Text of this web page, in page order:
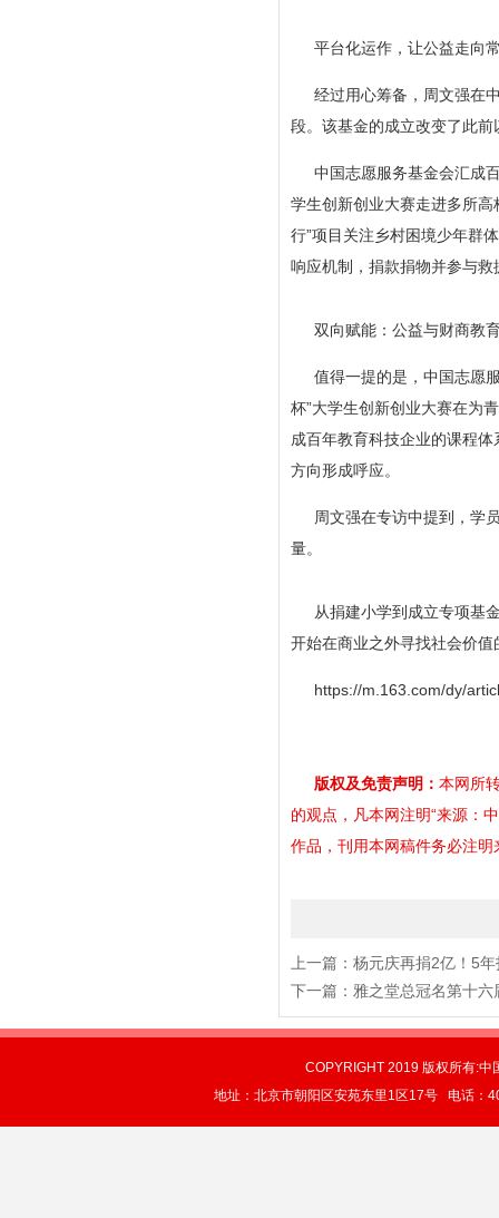
平台化运作，让公益走向
经过用心筹备，周文强在
段。该基金的成立改变了此
中国志愿服务基金会汇成
学生创新创业大赛走进多所
行”项目关注乡村困境少年群
响应机制，捐款捐物并参与救
双向赋能：公益与财商教
值得一提的是，中国志愿
杯”大学生创新创业大赛在为
成百年教育科技企业的课程
方向形成呼应。
周文强在专访中提到，学
量。
从捐建小学到成立专项基
开始在商业之外寻找社会价
https://m.163.com/dy/
版权及免责声明： 本网所
的观点，凡本网注明“来源：
作品，刊用本网稿件务必注
上一篇： 杨元庆再捐2亿！5年
下一篇： 雅之堂总冠名第十
COPYRIGHT 2019 版权所有:
地址：北京市朝阳区安苑东里1区17号 电话